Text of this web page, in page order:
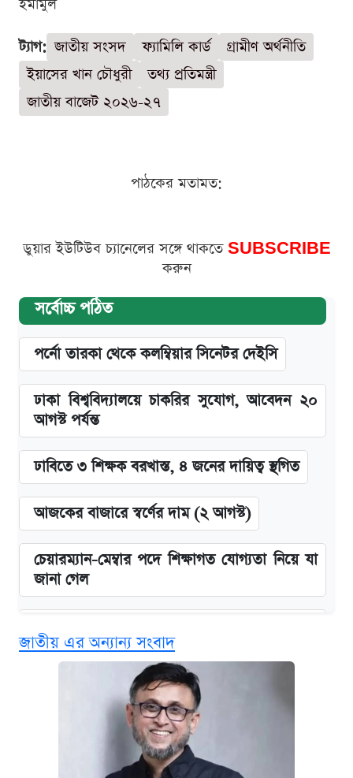
ইমামুল
ট্যাগ: জাতীয় সংসদ ফ্যামিলি কার্ড
গ্রামীণ অর্থনীতি
ইয়াসের খান চৌধুরী
তথ্য প্রতিমন্ত্রী
জাতীয় বাজেট ২০২৬-২৭
পাঠকের মতামত:
ডুয়ার ইউটিউব চ্যানেলের সঙ্গে থাকতে SUBSCRIBE
করুন
সর্বোচ্চ পঠিত
পর্নো তারকা থেকে কলম্বিয়ার সিনেটর দেইসি
ঢাকা বিশ্ববিদ্যালয়ে চাকরির সুযোগ, আবেদন ২০
আগস্ট পর্যন্ত
ঢাবিতে ৩ শিক্ষক বরখাস্ত, ৪ জনের দায়িত্ব স্থগিত
আজকের বাজারে স্বর্ণের দাম (২ আগস্ট)
চেয়ারম্যান-মেম্বার পদে শিক্ষাগত যোগ্যতা নিয়ে যা
জানা গেল
ভাতা
ঢাবির সূর্যসেন হলে সমকামিতার অভিযোগে দুইজন
দেশের বাজারে ফের বেড়েছে সোনার দাম
জাতীয় এর অন্যান্য সংবাদ